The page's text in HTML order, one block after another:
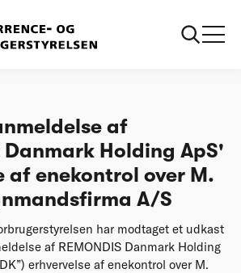
af enekontrol over M. Larsen Vognmandsfirma
af
Danmark Holding ApS'
af enekontrol over M.
A/S
har modtaget et udkast
af REMONDIS Danmark Holding
erhvervelse af enekontrol over M.